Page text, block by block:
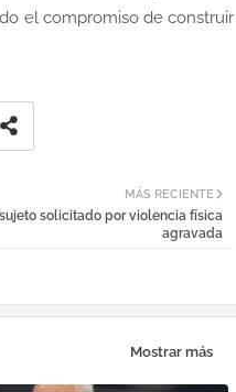
el compromiso de construir
MÁS RECIENTE
solicitado por violencia física
agravada
Mostrar más